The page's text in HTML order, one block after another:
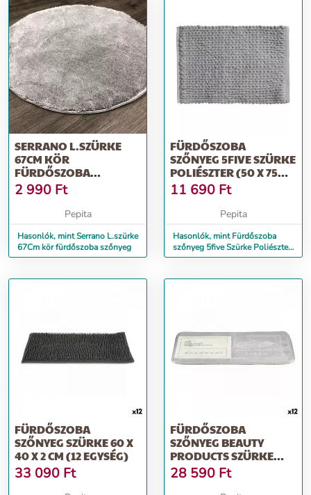
SERRANO L.SZÜRKE
67CM KÖR
FÜRDŐSZOBA
SZŐNYEG
2 990 Ft
Pepita
Hasonlók, mint Serrano L.szürke
67Cm kör fürdőszoba szőnyeg
FÜRDŐSZOBA
SZŐNYEG 5FIVE SZÜRKE
POLIÉSZTER (50 X 75
CM)
11 690 Ft
Pepita
Hasonlók, mint Fürdőszoba
szőnyeg 5five Szürke Poliészter
(50 x 75 cm)
FÜRDŐSZOBA
SZŐNYEG SZÜRKE 60 X
40 X 2 CM (12 EGYSÉG)
33 090 Ft
FÜRDŐSZOBA
SZŐNYEG BEAUTY
PRODUCTS SZÜRKE
FEHÉR (40 X 1,5 X 60
CM...
28 590 Ft